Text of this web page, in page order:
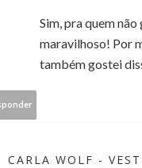
Sim, pra quem não
maravilhoso! Por
também gostei
CARLA WOLF -